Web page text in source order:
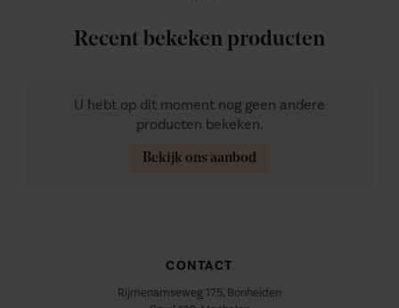
Recent bekeken producten
U hebt op dit moment nog geen andere
producten bekeken.
Bekijk ons aanbod
CONTACT
Rijmenamseweg 175, Bonheiden